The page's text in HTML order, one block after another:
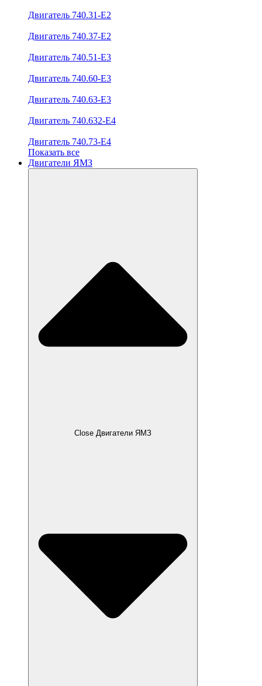
Двигатель 740.31-E2
Двигатель 740.37-E2
Двигатель 740.51-E3
Двигатель 740.60-E3
Двигатель 740.63-E3
Двигатель 740.632-E4
Двигатель 740.73-E4
Показать все
Двигатели ЯМЗ
Close Двигатели ЯМЗ